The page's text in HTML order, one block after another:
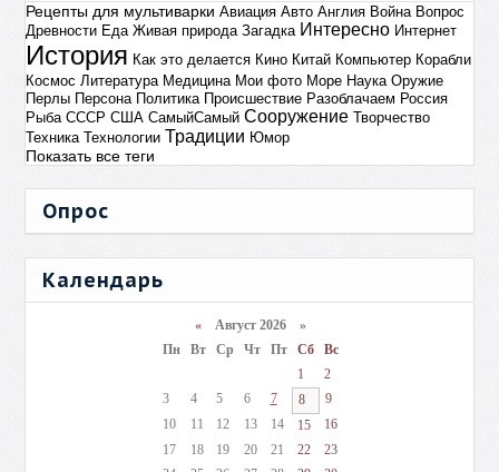
Рецепты для мультиварки Авиация Авто Англия Война Вопрос
Древности Еда Живая природа Загадка Интересно Интернет
История Как это делается Кино Китай Компьютер Корабли
Космос Литература Медицина Мои фото Море Наука Оружие
Перлы Персона Политика Происшествие Разоблачаем Россия
Рыба СССР США СамыйСамый Сооружение Творчество
Техника Технологии Традиции Юмор
Показать все теги
Опрос
Календарь
«Август 2026 »
Пн
Вт Ср Чт Пт Сб
Вс
1
2
3
4 5 6 7 8
9
10
11 12 13 14 15
16
17
18 19 20 21 22
23